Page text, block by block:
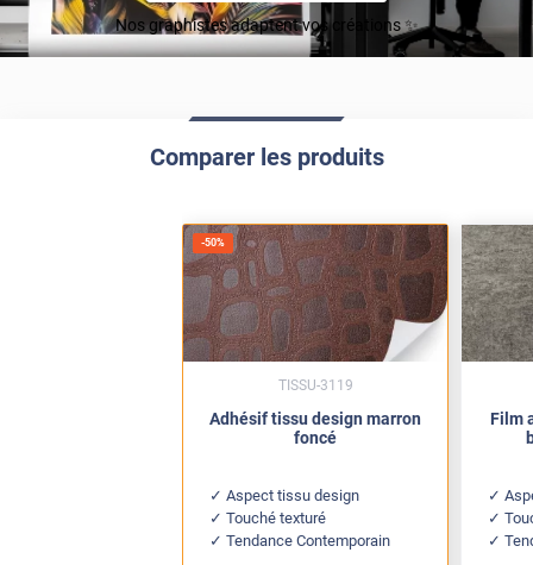
Nos graphistes adaptent vos créations ✨
Comparer les produits
-50%
Adhésif tissu design marron
foncé
Aspect tissu design
Touché texturé
Tendance Contemporain
TISSU-3119
Film